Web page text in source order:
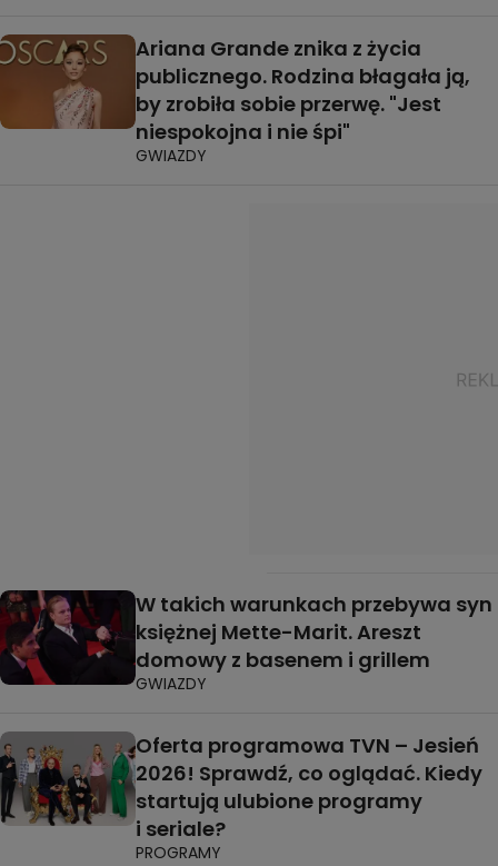
Ariana Grande znika z życia
publicznego. Rodzina błagała ją,
by zrobiła sobie przerwę. "Jest
niespokojna i nie śpi"
GWIAZDY
W takich warunkach przebywa syn
księżnej Mette-Marit. Areszt
domowy z basenem i grillem
GWIAZDY
Oferta programowa TVN – Jesień
2026! Sprawdź, co oglądać. Kiedy
startują ulubione programy
i seriale?
PROGRAMY